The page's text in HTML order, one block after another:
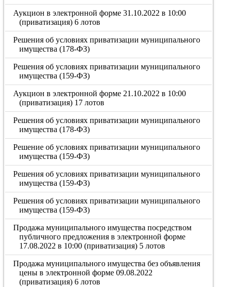
Аукцион в электронной форме 31.10.2022 в 10:00
(приватизация) 6 лотов
Решения об условиях приватизации муниципального
имущества (178-ФЗ)
Решения об условиях приватизации муниципального
имущества (159-ФЗ)
Аукцион в электронной форме 21.10.2022 в 10:00
(приватизация) 17 лотов
Решения об условиях приватизации муниципального
имущества (178-ФЗ)
Решение об условиях приватизации муниципального
имущества (159-ФЗ)
Решения об условиях приватизации муниципального
имущества (159-ФЗ)
Решения об условиях приватизации муниципального
имущества (159-ФЗ)
Продажа муниципального имущества посредством
публичного предложения в электронной форме
17.08.2022 в 10:00 (приватизация) 5 лотов
Продажа муниципального имущества без объявления
цены в электронной форме 09.08.2022
(приватизация) 6 лотов